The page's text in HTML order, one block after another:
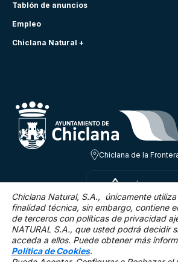
Tablón de anuncios
Empleo
Chiclana Natural +
Chiclana de la
SÁB 8 AGO
30.4ºC
13.9 Km/h 0 %
Chiclana Natural, S.A., únicamente
finalidad técnica, sin embargo, contiene
de terceros con políticas de privacidad
NATURAL S.A., que usted podrá decidir
acceda a ellos. Puede obtener más
Política de Cookies.